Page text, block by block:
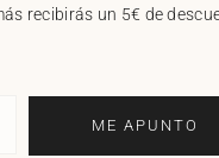
recibirás un 5€ de
ME APUNTO